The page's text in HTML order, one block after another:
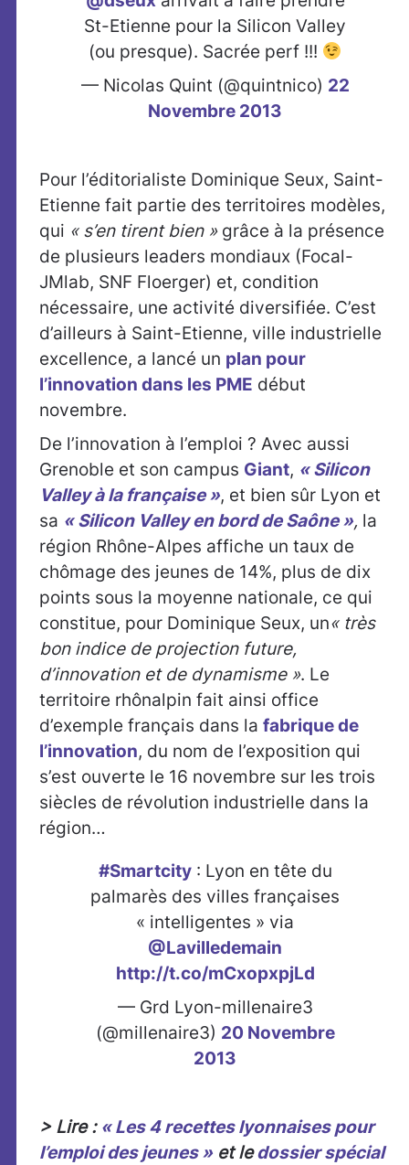
St-Etienne pour la Silicon Valley
(ou presque). Sacrée perf !!!
— Nicolas Quint (@quintnico) 22
Novembre 2013
Pour l’éditorialiste Dominique Seux, Saint-
Etienne fait partie des territoires modèles,
qui « s’en tirent bien »grâce à la présence
de plusieurs leaders mondiaux (Focal-
JMlab, SNF Floerger) et, condition
nécessaire, une activité diversifiée. C’est
d’ailleurs à Saint-Etienne, ville industrielle
excellence, a lancé un plan pour
l’innovation dans les PME début
novembre.
De l’innovation à l’emploi ? Avec aussi
Grenoble et son campus Giant, « Silicon
Valley à la française », et bien sûr Lyon et
sa « Silicon Valley en bord de Saône », la
région Rhône-Alpes affiche un taux de
chômage des jeunes de 14%, plus de dix
points sous la moyenne nationale, ce qui
constitue, pour Dominique Seux, un« très
bon indice de projection future,
d’innovation et de dynamisme ». Le
territoire rhônalpin fait ainsi office
d’exemple français dans la fabrique de
l’innovation, du nom de l’exposition qui
s’est ouverte le 16 novembre sur les trois
siècles de révolution industrielle dans la
région…
#Smartcity: Lyon en tête du
palmarès des villes françaises
« intelligentes » via
@Lavilledemain
http://t.co/mCxopxpjLd
— Grd Lyon-millenaire3
(@millenaire3) 20 Novembre
2013
> Lire : « Les 4 recettes lyonnaises pour
l’emploi des jeunes » et ledossier spécial